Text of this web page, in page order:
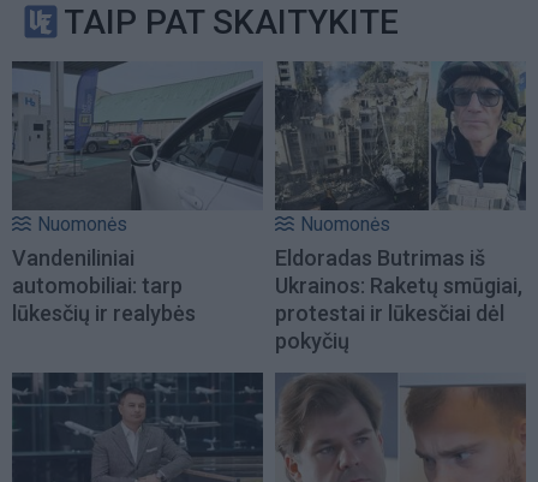
TAIP PAT SKAITYKITE
Nuomonės
Vandeniliniai
automobiliai: tarp
lūkesčių ir realybės
Nuomonės
Eldoradas Butrimas iš
Ukrainos: Raketų smūgiai,
protestai ir lūkesčiai dėl
pokyčių